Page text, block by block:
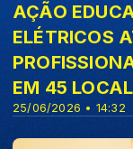
25/06/2026 • 14:32
AÇÃO
ELÉTRICOS
EM 45